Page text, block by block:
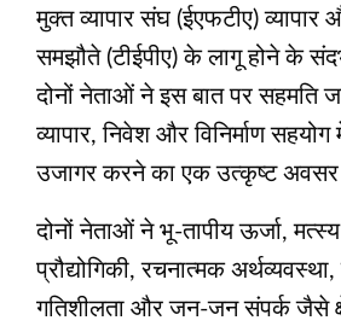
मुक्त व्यापार संघ (ईएफटीए) व्यापार
समझौते (टीईपीए) के लागू होने के
दोनों नेताओं ने इस बात पर सहमति
व्यापार, निवेश और विनिर्माण सहयोग में
उजागर करने का एक उत्कृष्ट अवसर
दोनों नेताओं ने भू-तापीय ऊर्जा,
प्रौद्योगिकी, रचनात्मक
गतिशीलता और जन-जन संपर्क जैसे